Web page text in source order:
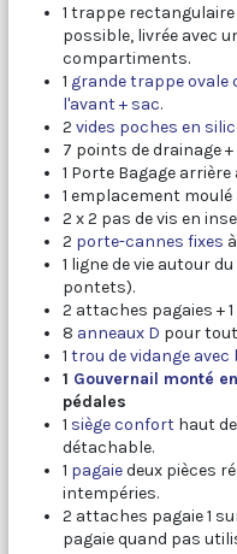
1 trappe
possible, livrée avec
compartiments.
1 grande trappe ovale
l'avant + sac.
2 vides poches en
7 points de drainage +
1 Porte Bagage
1 emplacement
2 x 2 pas de vis en
2 porte-cannes fixes
1 ligne de vie autour
pontets).
2 attaches pagaies +
8 anneaux D pour
1 trou de vidange avec
1 Gouvernail monté
pédales
1 siège conforthaut de
détachable.
1 pagaiedeux pièces
intempéries.
2 attaches pagaie 1
pagaie quand pas